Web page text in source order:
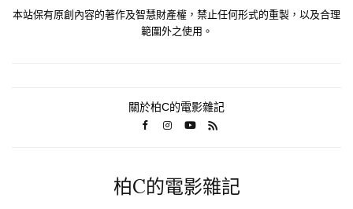
本站保有原創內容的著作及智慧財產權，禁止任何形式的重製，以及合理
範圍外之使用。
關於柏C的電影雜記
柏C的電影雜記